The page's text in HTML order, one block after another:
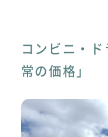
コンビニ・
常の価格」